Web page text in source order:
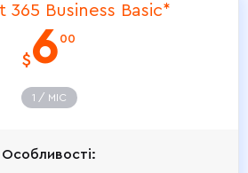
365 Business Basic*
$6 00
1 / МIС
Особливості: